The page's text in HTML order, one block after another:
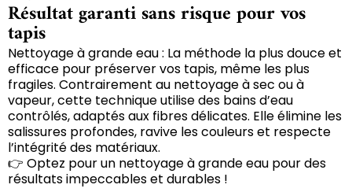
Résultat garanti sans risque pour vos
tapis
Nettoyage à grande eau : La méthode la plus douce et
efficace pour préserver vos tapis, même les plus
fragiles. Contrairement au nettoyage à sec ou à
vapeur, cette technique utilise des bains d’eau
contrôlés, adaptés aux fibres délicates. Elle élimine les
salissures profondes, ravive les couleurs et respecte
l’intégrité des matériaux.
👉 Optez pour un nettoyage à grande eau pour des
résultats impeccables et durables !